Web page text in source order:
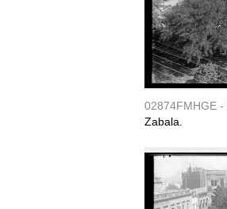
02874FMHGE -
Zabala.